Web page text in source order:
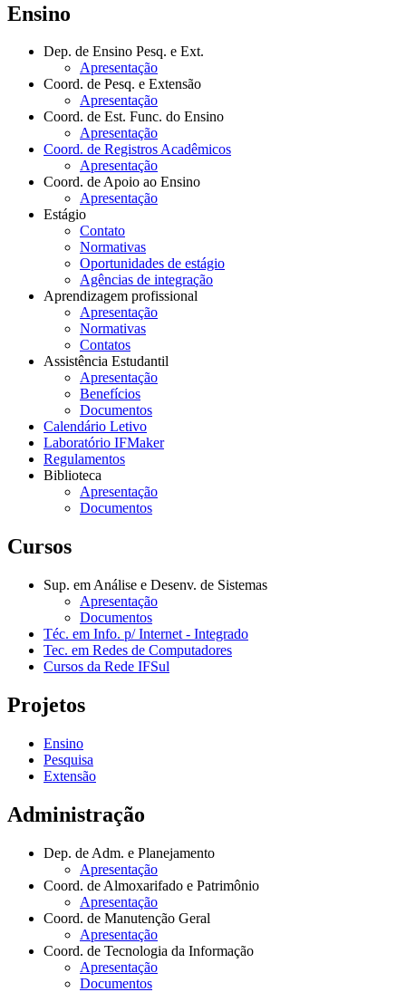
Ensino
Dep. de Ensino Pesq. e Ext.
Apresentação
Coord. de Pesq. e Extensão
Apresentação
Coord. de Est. Func. do Ensino
Apresentação
Coord. de Registros Acadêmicos
Apresentação
Coord. de Apoio ao Ensino
Apresentação
Estágio
Contato
Normativas
Oportunidades de estágio
Agências de integração
Aprendizagem profissional
Apresentação
Normativas
Contatos
Assistência Estudantil
Apresentação
Benefícios
Documentos
Calendário Letivo
Laboratório IFMaker
Regulamentos
Biblioteca
Apresentação
Documentos
Cursos
Sup. em Análise e Desenv. de Sistemas
Apresentação
Documentos
Téc. em Info. p/ Internet - Integrado
Tec. em Redes de Computadores
Cursos da Rede IFSul
Projetos
Ensino
Pesquisa
Extensão
Administração
Dep. de Adm. e Planejamento
Apresentação
Coord. de Almoxarifado e Patrimônio
Apresentação
Coord. de Manutenção Geral
Apresentação
Coord. de Tecnologia da Informação
Apresentação
Documentos